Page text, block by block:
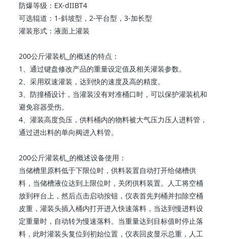
防爆等级：EX-dIIBT4
可选辊道：1-斜坡型，2-平台型，3-加长型
灌装形式：液面上灌装
200公斤 灌装机_的概述的特点：
1、通过键盘修改产品的重量设定值及相关灌装参数。
2、采用双速灌装，达到快的速度及高的精度。
3、防撞桶设计，当灌装没有对准桶口时，可以保护灌装机和
避免容器受伤。
4、灌装高度负压，供料桶内的物料被大气压力压人进料管，
通过进出料的单向阀进入料管。
200公斤 灌装机_的概述设备使用：
当储槽里原料低于下限位时，供料装置自动打开给储槽供
料，当储槽液位达到上限位时，关闭供料装置。人工将空桶
放到秤台上，然后点击启动按钮，仪表首先判桶并扣除空桶
皮重，灌装头插入桶内打开进入快速落料，当达到慢进料设
定重量时，自动转为慢速落料。当重量达到目标值时停止落
料，此时灌装头复位到初始位置，仪表回皮显示总重，人工